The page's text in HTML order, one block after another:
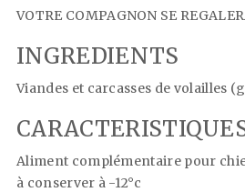
VOTRE COMPAGNON SE
INGREDIENTS
Viandes et carcasses de volailles
Aliment complémentaire pour
à conserver à -12°c